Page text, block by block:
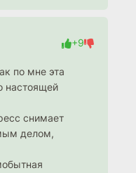
+9
по мне эта
настоящей
снимает
делом,